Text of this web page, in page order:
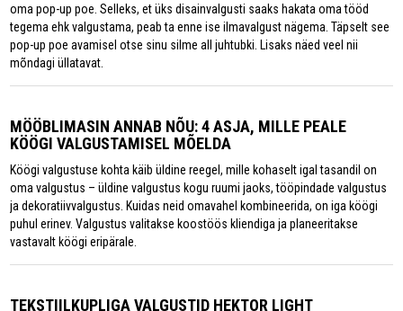
oma pop-up poe. Selleks, et üks disainvalgusti saaks hakata oma tööd
tegema ehk valgustama, peab ta enne ise ilmavalgust nägema. Täpselt see
pop-up poe avamisel otse sinu silme all juhtubki. Lisaks näed veel nii
mõndagi üllatavat.
MÖÖBLIMASIN ANNAB NÕU: 4 ASJA, MILLE PEALE
KÖÖGI VALGUSTAMISEL MÕELDA
Köögi valgustuse kohta käib üldine reegel, mille kohaselt igal tasandil on
oma valgustus – üldine valgustus kogu ruumi jaoks, tööpindade valgustus
ja dekoratiivvalgustus. Kuidas neid omavahel kombineerida, on iga köögi
puhul erinev. Valgustus valitakse koostöös kliendiga ja planeeritakse
vastavalt köögi eripärale.
TEKSTIILKUPLIGA VALGUSTID HEKTOR LIGHT